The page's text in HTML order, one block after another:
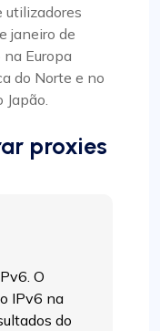
utilizadores
janeiro de
Europa
do Norte e no
proxies
O
IPv6 na
do